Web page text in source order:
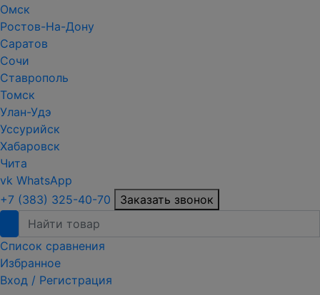
Омск
Ростов-На-Дону
Саратов
Сочи
Ставрополь
Томск
Улан-Удэ
Уссурийск
Хабаровск
Чита
vk WhatsApp
+7 (383) 325-40-70
Заказать звонок
Список сравнения
Избранное
Вход / Регистрация